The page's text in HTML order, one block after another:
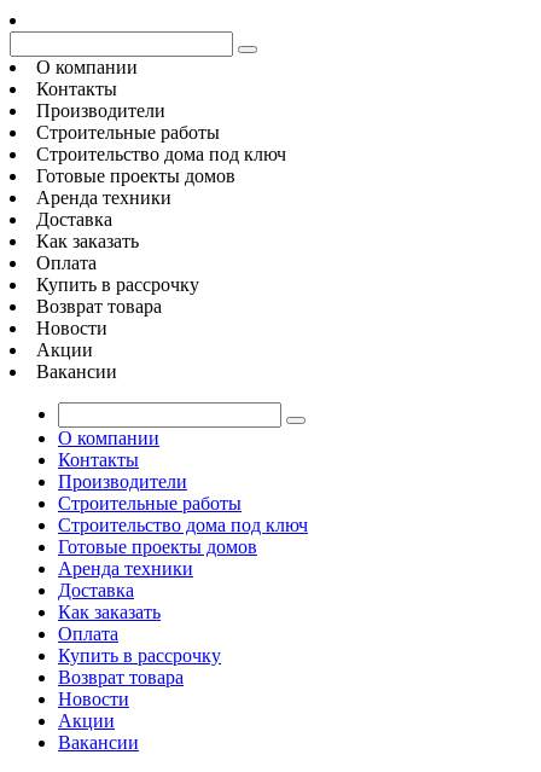
О компании
Контакты
Производители
Строительные работы
Строительство дома под ключ
Готовые проекты домов
Аренда техники
Доставка
Как заказать
Оплата
Купить в рассрочку
Возврат товара
Новости
Акции
Вакансии
О компании
Контакты
Производители
Строительные работы
Строительство дома под ключ
Готовые проекты домов
Аренда техники
Доставка
Как заказать
Оплата
Купить в рассрочку
Возврат товара
Новости
Акции
Вакансии